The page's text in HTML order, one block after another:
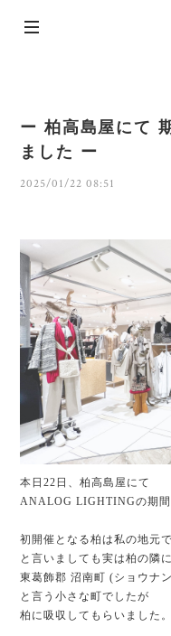
ー 柏高島屋にて
ました ー
2025/01/22 08:51
本日22日、柏高島屋 にて
ANALOG LIGHTINGの期間
初開催となる柏は私の地元で
と言いましても実は柏の隣
東葛飾郡 沼南町 (ショウナ
と言う小さな町でしたが
柏に吸収してもらいました。